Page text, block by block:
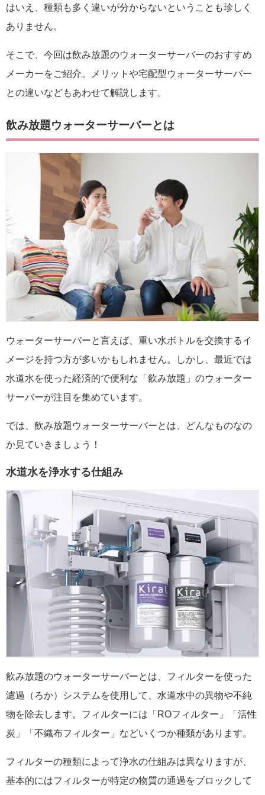
はいえ、種類も多く違いが分からないということも珍しく
ありません。
そこで、今回は飲み放題のウォーターサーバーのおすすめ
メーカーをご紹介。メリットや宅配型ウォーターサーバー
との違いなどもあわせて解説します。
飲み放題ウォーターサーバーとは
ウォーターサーバーと言えば、重い水ボトルを交換するイ
メージを持つ方が多いかもしれません。しかし、最近では
水道水を使った経済的で便利な「飲み放題」のウォーター
サーバーが注目を集めています。
では、飲み放題ウォーターサーバーとは、どんなものなの
か見ていきましょう！
水道水を浄水する仕組み
飲み放題のウォーターサーバーとは、フィルターを使った
濾過（ろか）システムを使用して、水道水中の異物や不純
物を除去します。フィルターには「ROフィルター」「活性
炭」「不織布フィルター」などいくつか種類があります。
フィルターの種類によって浄水の仕組みは異なりますが、
基本的にはフィルターが特定の物質の通過をブロックして